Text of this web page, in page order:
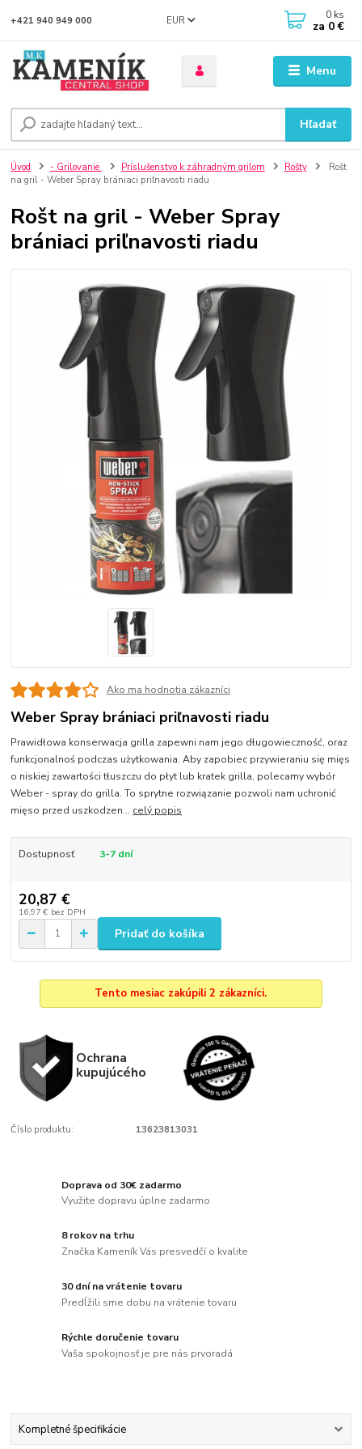
Menu
EUR
Hľadať
+421 940 949 000 0 ks
za 0 €
Úvod - Grilovanie Príslušenstvo k záhradným grilom Rošty
Rošt
na gril - Weber Spray brániaci priľnavosti riadu
Rošt na gril - Weber Spray
brániaci priľnavosti riadu
Ako ma hodnotia zákazníci
Weber Spray brániaci priľnavosti riadu
Prawidłowa konserwacja grilla zapewni nam jego długowieczność, oraz
funkcjonalnoś podczas użytkowania. Aby zapobiec przywieraniu się mięs
o niskiej zawartości tłuszczu do płyt lub kratek grilla, polecamy wybór
Weber - spray do grilla. To sprytne rozwiązanie pozwoli nam uchronić
mięso przed uszkodzen... celý popis
Dostupnosť 3-7 dní
20,87 €
16,97 € bez DPH
Pridať do košíka
Tento mesiac zakúpili 2 zákazníci.
Ochrana
kupujúcého
Číslo produktu: 13623813031
Doprava od 30€ zadarmo
Využite dopravu úplne zadarmo
8 rokov na trhu
Značka Kameník Vás presvedčí o kvalite
30 dní na vrátenie tovaru
Predĺžili sme dobu na vrátenie tovaru
Rýchle doručenie tovaru
Vaša spokojnosť je pre nás prvoradá
Kompletné špecifikácie